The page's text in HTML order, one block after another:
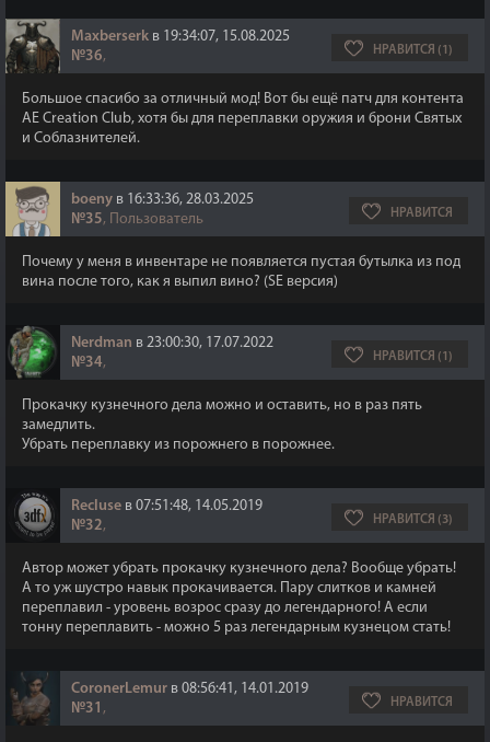
Maxberserk в 19:34:07, 15.08.2025
№36, НРАВИТСЯ (1)
Большое спасибо за отличный мод! Вот бы ещё патч для контента
AE Creation Club, хотя бы для переплавки оружия и брони Святых
и Соблазнителей.
boeny в 16:33:36, 28.03.2025
№35, Пользователь НРАВИТСЯ
Почему у меня в инвентаре не появляется пустая бутылка из под
вина после того, как я выпил вино? (SE версия)
Nerdman в 23:00:30, 17.07.2022
№34, НРАВИТСЯ (1)
Прокачку кузнечного дела можно и оставить, но в раз пять
замедлить.
Убрать переплавку из порожнего в порожнее.
Recluse в 07:51:48, 14.05.2019
№32, НРАВИТСЯ (3)
Автор может убрать прокачку кузнечного дела? Вообще убрать!
А то уж шустро навык прокачивается. Пару слитков и камней
переплавил - уровень возрос сразу до легендарного! А если
тонну переплавить - можно 5 раз легендарным кузнецом стать!
CoronerLemur в 08:56:41, 14.01.2019
№31 , НРАВИТСЯ